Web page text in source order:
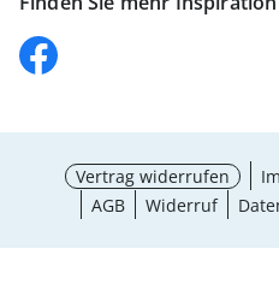
Vertrag widerrufen
AGB
Widerruf